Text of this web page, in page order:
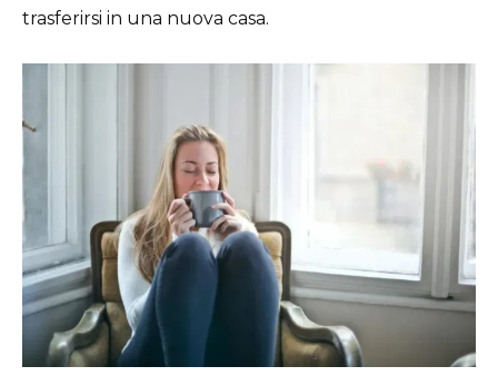
trasferirsi in una nuova casa.